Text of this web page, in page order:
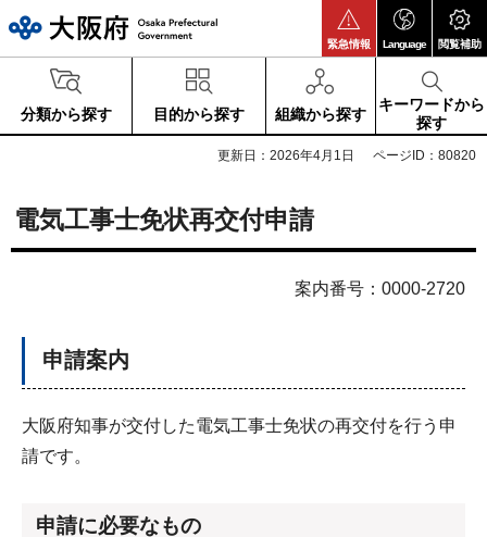
緊急情報 Language 閲覧補助
分類から探す 目的から探す 組織から探す
キーワードから
探す
更新日：2026年4月1日 ページID：80820
電気工事士免状再交付申請
案内番号：0000-2720
申請案内
大阪府知事が交付した電気工事士免状の再交付を行う申
請です。
申請に必要なもの